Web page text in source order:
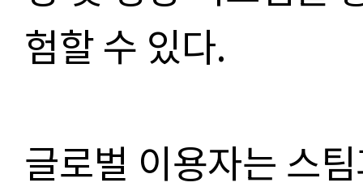
험할 수 있다.
글로벌 이용자는 스